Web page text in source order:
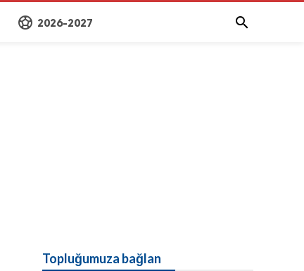
sports_soccer 2026-2027 
Topluğumuza bağlan